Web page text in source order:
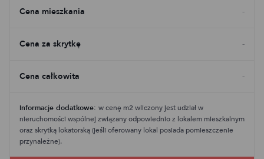
Cena mieszkania -
Cena za skrytkę -
Cena całkowita -
Informacje dodatkowe: w cenę m2 wliczony jest udział w
nieruchomości wspólnej związany odpowiednio z lokalem mieszkalnym
oraz skrytką lokatorską (jeśli oferowany lokal posiada pomieszczenie
przynależne).